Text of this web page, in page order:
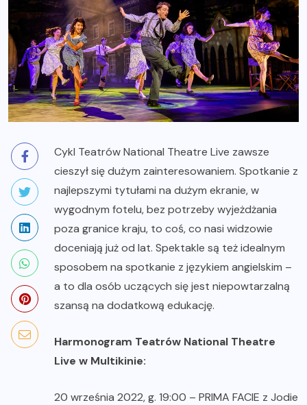
Cykl Teatrów National Theatre Live zawsze
cieszył się dużym zainteresowaniem. Spotkanie z
najlepszymi tytułami na dużym ekranie, w
wygodnym fotelu, bez potrzeby wyjeżdżania
poza granice kraju, to coś, co nasi widzowie
doceniają już od lat. Spektakle są też idealnym
sposobem na spotkanie z językiem angielskim –
a to dla osób uczących się jest niepowtarzalną
szansą na dodatkową edukację.
Harmonogram Teatrów National Theatre
Live w Multikinie:
20 września 2022, g. 19:00 – PRIMA FACIE z Jodie